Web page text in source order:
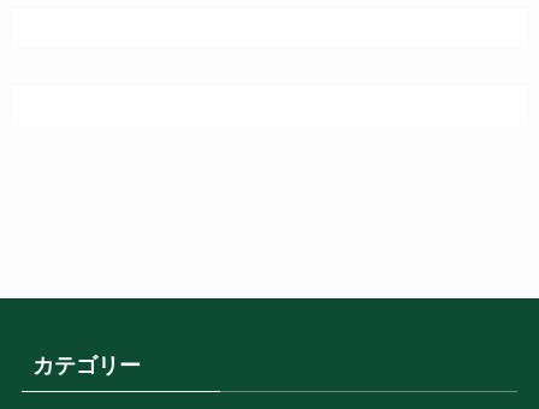
カテゴリー